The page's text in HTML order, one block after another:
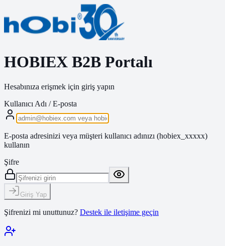
HOBIEX B2B Portalı
Hesabınıza erişmek için giriş yapın
Kullanıcı Adı / E-posta
E-posta adresinizi veya müşteri kullanıcı adınızı (hobiex_xxxxx)
kullanın
Şifre
Giriş Yap
Şifrenizi mi unuttunuz? Destek ile iletişime geçin